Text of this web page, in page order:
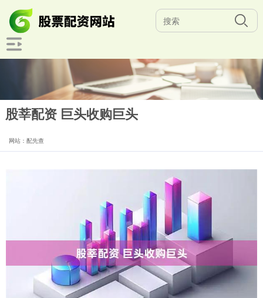
股莘配资 巨头收购巨头
网站：配先查